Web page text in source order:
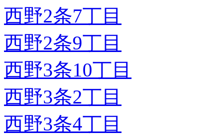
西野2条7丁目
西野2条9丁目
西野3条10丁目
西野3条2丁目
西野3条4丁目